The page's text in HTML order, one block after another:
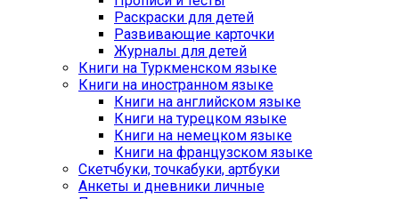
Раскраски для детей
Развивающие карточки
Журналы для детей
Книги на Туркменском языке
Книги на иностранном языке
Книги на английском языке
Книги на турецком языке
Книги на немецком языке
Книги на французском языке
Cкетчбуки, точкабуки, артбуки
Анкеты и дневники личные